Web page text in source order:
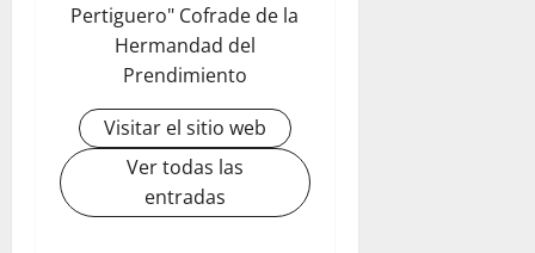
Pertiguero" Cofrade de la
Hermandad del
Prendimiento
Visitar el sitio web
Ver todas las
entradas